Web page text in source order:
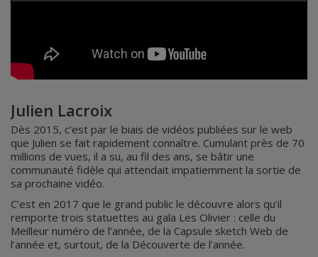
Julien Lacroix
Dès 2015, c’est par le biais de vidéos publiées sur le web
que Julien se fait rapidement connaître. Cumulant près de 70
millions de vues, il a su, au fil des ans, se bâtir une
communauté fidèle qui attendait impatiemment la sortie de
sa prochaine vidéo.
C’est en 2017 que le grand public le découvre alors qu’il
remporte trois statuettes au gala Les Olivier : celle du
Meilleur numéro de l’année, de la Capsule sketch Web de
l’année et, surtout, de la Découverte de l’année.